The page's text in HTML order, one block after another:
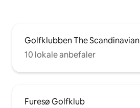
Golfklubben The Scandinavian
10 lokale anbefaler
Furesø Golfklub